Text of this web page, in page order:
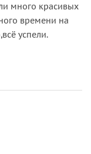
много красивых
времени на
успели.